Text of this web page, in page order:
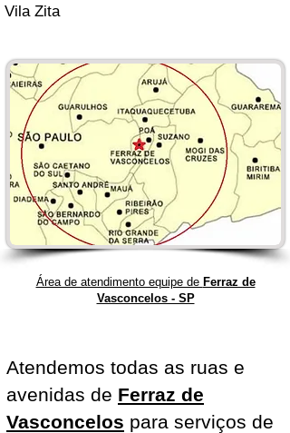
Vila Zita
Área de atendimento equipe de Ferraz de
Vasconcelos - SP
Atendemos todas as ruas e
avenidas de Ferraz de
Vasconcelos para serviços de